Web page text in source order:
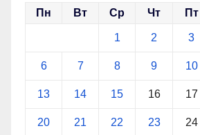
Пн Вт Ср Чт Пт
1 2 3
6 7 8 9 10
13 14 15 16 17
20 21 22 23 24